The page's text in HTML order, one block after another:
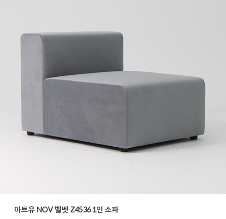
아트유 NOV 벨벳 Z4536 1인 소파